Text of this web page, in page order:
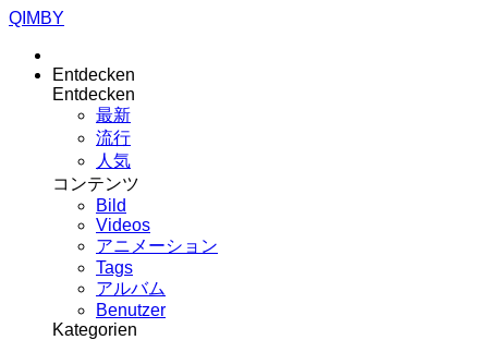
QIMBY
Entdecken
Entdecken
最新
流行
人気
コンテンツ
Bild
Videos
アニメーション
Tags
アルバム
Benutzer
Kategorien